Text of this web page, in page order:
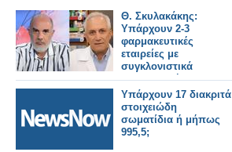
Θ. Σκυλακάκης:
Υπάρχουν 2-3
φαρμακευτικές
εταιρείες με
συγκλονιστικά
παραβατική
συμπεριφορά –
Κάποια πρέπει να
τιμωρηθεί
Υπάρχουν 17 διακριτά
στοιχειώδη
σωματίδια ή μήπως
995,5;